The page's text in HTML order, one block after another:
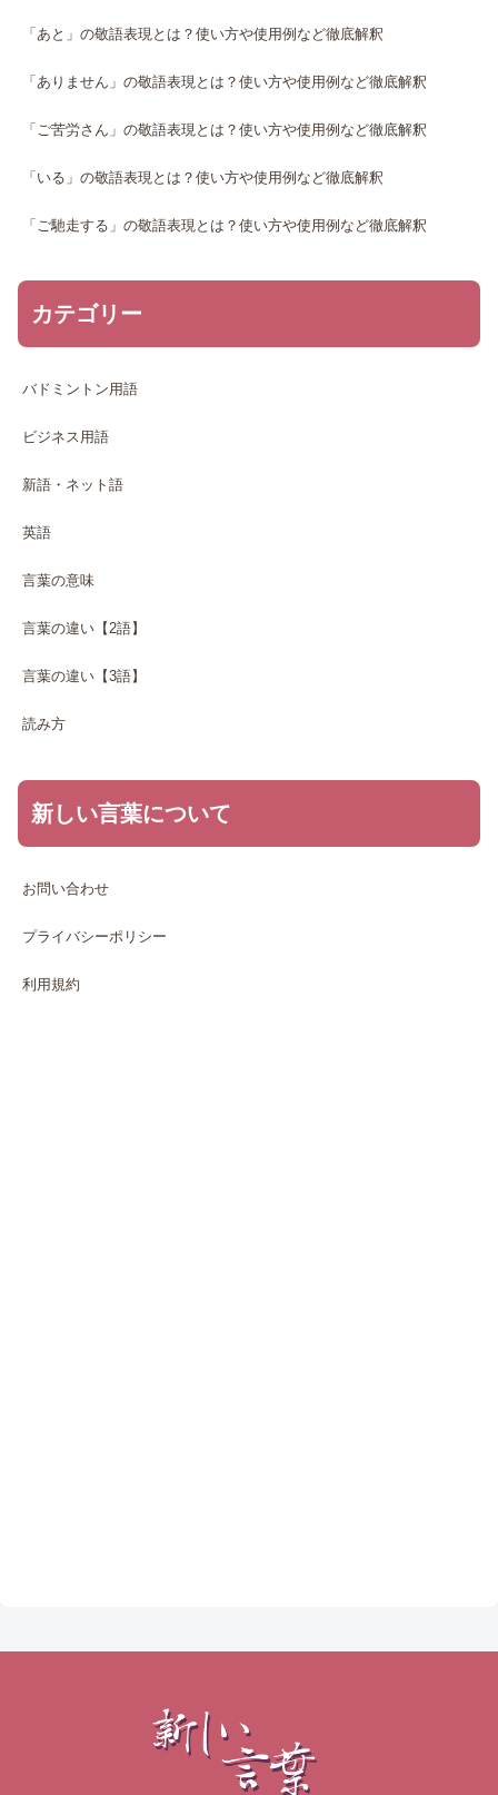
「あと」の敬語表現とは？使い方や使用例など徹底解釈
「ありません」の敬語表現とは？使い方や使用例など徹底解釈
「ご苦労さん」の敬語表現とは？使い方や使用例など徹底解釈
「いる」の敬語表現とは？使い方や使用例など徹底解釈
「ご馳走する」の敬語表現とは？使い方や使用例など徹底解釈
カテゴリー
バドミントン用語
ビジネス用語
新語・ネット語
英語
言葉の意味
言葉の違い【2語】
言葉の違い【3語】
読み方
新しい言葉について
お問い合わせ
プライバシーポリシー
利用規約